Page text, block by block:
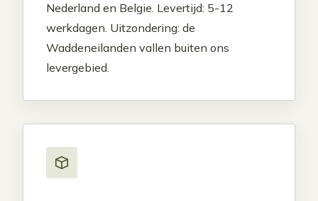
Nederland en Belgie. Levertijd: 5-12
werkdagen. Uitzondering: de
Waddeneilanden vallen buiten ons
levergebied.